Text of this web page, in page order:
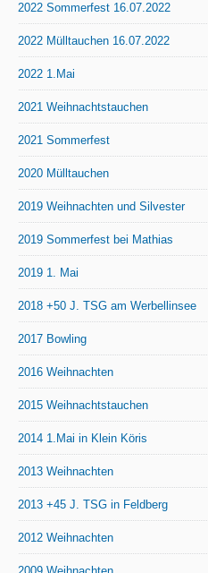
2022 Sommerfest 16.07.2022
2022 Mülltauchen 16.07.2022
2022 1.Mai
2021 Weihnachtstauchen
2021 Sommerfest
2020 Mülltauchen
2019 Weihnachten und Silvester
2019 Sommerfest bei Mathias
2019 1. Mai
2018 +50 J. TSG am Werbellinsee
2017 Bowling
2016 Weihnachten
2015 Weihnachtstauchen
2014 1.Mai in Klein Köris
2013 Weihnachten
2013 +45 J. TSG in Feldberg
2012 Weihnachten